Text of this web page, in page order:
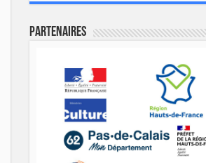
Partenaires